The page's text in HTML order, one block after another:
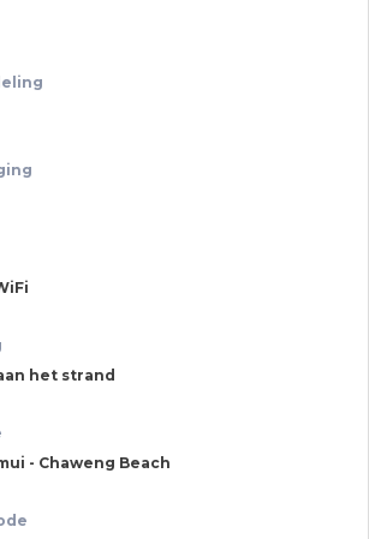
het strand
- Chaweng Beach